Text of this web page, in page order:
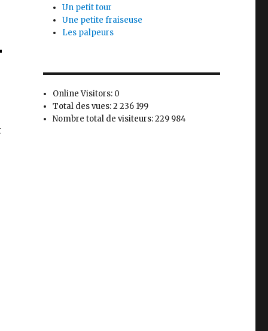
Un petit tour
Une petite fraiseuse
Les palpeurs
Online Visitors: 0
Total des vues:2 236 199
Nombre total de visiteurs:229 984